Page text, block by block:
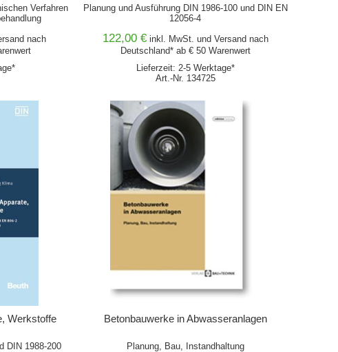
Verfahren
nach
Planung und Ausführung DIN 1986-100 und DIN EN
12056-4
122,00 € inkl. MwSt. und Versandnach
Deutschland* ab € 50 Warenwert
Lieferzeit: 2-5 Werktage*
Art.-Nr. 134725
Werkstoffe
DIN 1988-200
Betonbauwerke in Abwasseranlagen
Planung, Bau, Instandhaltung
IN DEN WARENKORB